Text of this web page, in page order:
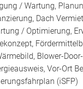
/ Wartung,
Dach
/ Optimierung,
Blower-
Vor-Ort
(iSFP)